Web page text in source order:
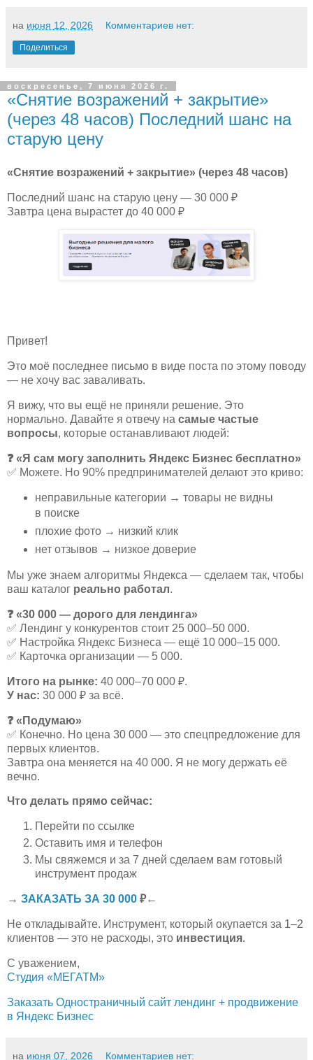
на июня 12, 2026 Комментариев нет:
Поделиться
воскресенье, 7 июня 2026 г.
«Снятие возражений + закрытие»
(через 48 часов) Последний шанс на
старую цену
«Снятие возражений + закрытие» (через 48 часов)
Последний шанс на старую цену — 30 000 ₽
Завтра цена вырастет до 40 000 ₽
Привет!
Это моё последнее письмо в виде поста по этому поводу
— не хочу вас заваливать.
Я вижу, что вы ещё не приняли решение. Это
нормально. Давайте я отвечу на самые частые
вопросы, которые останавливают людей:
❓ «Я сам могу заполнить Яндекс Бизнес бесплатно»
✅ Можете. Но 90% предпринимателей делают это криво:
неправильные категории → товары не видны
в поиске
плохие фото → низкий клик
нет отзывов → низкое доверие
Мы уже знаем алгоритмы Яндекса — сделаем так, чтобы
ваш каталог реально работал.
❓ «30 000 — дорого для лендинга»
✅ Лендинг у конкурентов стоит 25 000–50 000.
✅ Настройка Яндекс Бизнеса — ещё 10 000–15 000.
✅ Карточка организации — 5 000.
Итого на рынке: 40 000–70 000 ₽.
У нас: 30 000 ₽ за всё.
❓ «Подумаю»
✅ Конечно. Но цена 30 000 — это спецпредложение для
первых клиентов.
Завтра она меняется на 40 000. Я не могу держать её
вечно.
Что делать прямо сейчас:
Перейти по ссылке
Оставить имя и телефон
Мы свяжемся и за 7 дней сделаем вам готовый
инструмент продаж
→ ЗАКАЗАТЬ ЗА 30 000 ₽←
Не откладывайте. Инструмент, который окупается за 1–2
клиентов — это не расходы, это инвестиция.
С уважением,
Студия «МЕГАТМ»
Заказать Одностраничный сайт лендинг + продвижение
в Яндекс Бизнес
на июня 07, 2026 Комментариев нет: